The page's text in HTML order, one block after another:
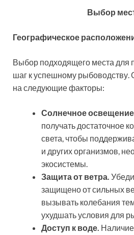
Выбор
Географическое
Выбор подходящего места для
шаг к успешному рыбоводству.
на следующие факторы:
Солнечное
получать достаточное
света, чтобы
и других организмов,
экосистемы.
Защита от ветра.
защищено от сильных
вызывать колебания
ухудшать условия для
Доступ к воде.